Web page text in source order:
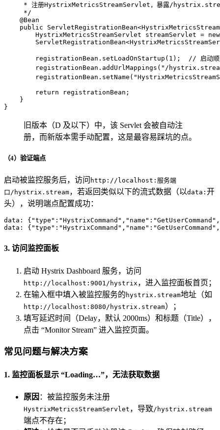
* 注册HystrixMetricsStreamServlet，暴露/
     */
@Bean
public
HystrixMetricsStreamServlet
streamServlet = new
        registrationBean.setLoadOnStartup(
1 );
// 启动顺
        registrationBean.addUrlMappings(
"/
        registrationBean.setName(
return registrationBean;
    }
}
旧版本（D 及以下）中，该 Servlet 会被自动注
册，而新版本需手动配置，这是最容易踩坑的点。
（4）验证端点
启动被监控服务后，访问 http://localhost:服务端
口/hystrix.stream，若返回类似以下的流式数据（以data: 开
头），说明端点配置成功：
data:
data:
3. 访问监控面板
启动 Hystrix Dashboard 服务，访问
http://localhost:9001/hystrix ，进入监控面板首页；
在输入框中填入被监控服务的 hystrix.stream地址（如
http://localhost:8080/hystrix.stream）；
填写延迟时间（Delay，默认 2000ms）和标题（Title），
点击 “Monitor Stream” 进入监控页面。
常见问题与解决方案
1. 监控面板显示 “Loading…”，无法获取数据
原因 ：被监控服务未注册
HystrixMetricsStreamServlet ，导致/hystrix.stream
端点不存在；